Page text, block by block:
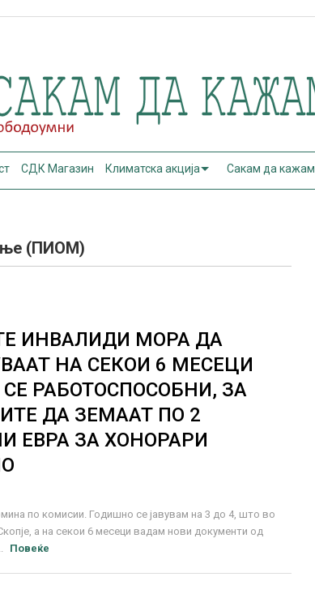
СДК Магазин Климатска акција Сакам да кажам
(ПИОМ)
ИНВАЛИДИ МОРА ДА
НА СЕКОИ 6 МЕСЕЦИ
РАБОТОСПОСОБНИ, ЗА
ДА ЗЕМААТ ПО 2
ЕВРА ЗА ХОНОРАРИ
по комисии. Годишно се јавувам на 3 до 4, што во
а на секои 6 месеци вадам нови документи од
Повеќе